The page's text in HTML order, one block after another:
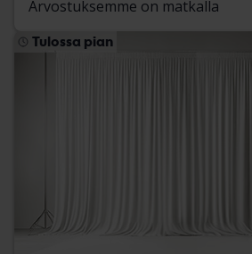
Arvostuksemme on matkalla
Tulossa pian